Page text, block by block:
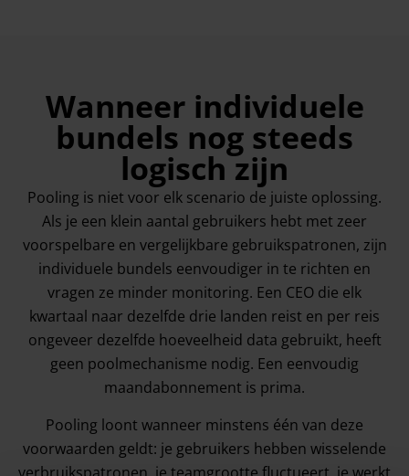
Wanneer individuele
bundels nog steeds
logisch zijn
Pooling is niet voor elk scenario de juiste oplossing.
Als je een klein aantal gebruikers hebt met zeer
voorspelbare en vergelijkbare gebruikspatronen, zijn
individuele bundels eenvoudiger in te richten en
vragen ze minder monitoring. Een CEO die elk
kwartaal naar dezelfde drie landen reist en per reis
ongeveer dezelfde hoeveelheid data gebruikt, heeft
geen poolmechanisme nodig. Een eenvoudig
maandabonnement is prima.
Pooling loont wanneer minstens één van deze
voorwaarden geldt: je gebruikers hebben wisselende